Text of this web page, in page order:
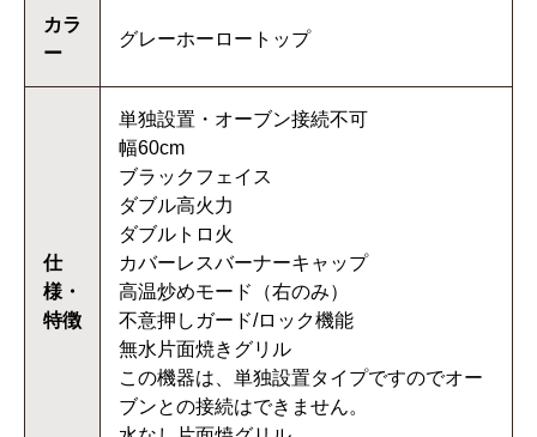
カラ
ー
グレーホーロートップ
仕
様・
特徴
単独設置・オーブン接続不可
幅60cm
ブラックフェイス
ダブル高火力
ダブルトロ火
カバーレスバーナーキャップ
高温炒めモード（右のみ）
不意押しガード/ロック機能
無水片面焼きグリル
この機器は、単独設置タイプですのでオー
ブンとの接続はできません。